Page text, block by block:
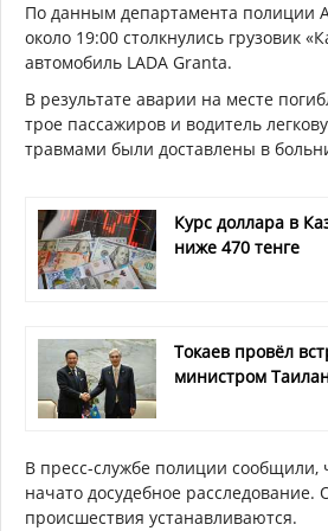
По данным департамента полиции
около 19:00 столкнулись грузовик
автомобиль LADA Granta.
В результате аварии на месте
трое пассажиров и водитель
травмами были доставлены в
Курс доллара в
ниже 470 тенге
Токаев провёл
министром
В пресс-службе полиции сообщили,
начато досудебное расследование.
происшествия устанавливаются.